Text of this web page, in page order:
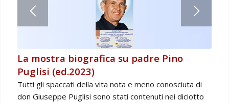
La mostra biografica su padre Pino
Puglisi (ed.2023)
Tutti gli spaccati della vita nota e meno conosciuta di
don Giuseppe Puglisi sono stati contenuti nei diciotto